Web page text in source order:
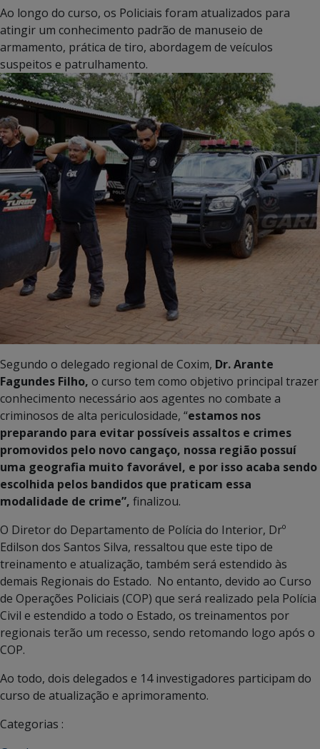
Ao longo do curso, os Policiais foram atualizados para
atingir um conhecimento padrão de manuseio de
armamento, prática de tiro, abordagem de veículos
suspeitos e patrulhamento.
Segundo o delegado regional de Coxim, Dr. Arante
Fagundes Filho, o curso tem como objetivo principal trazer
conhecimento necessário aos agentes no combate a
criminosos de alta periculosidade, “estamos nos
preparando para evitar possíveis assaltos e crimes
promovidos pelo novo cangaço, nossa região possuí
uma geografia muito favorável, e por isso acaba sendo
escolhida pelos bandidos que praticam essa
modalidade de crime”, finalizou.
O Diretor do Departamento de Polícia do Interior, Drº
Edilson dos Santos Silva, ressaltou que este tipo de
treinamento e atualização, também será estendido às
demais Regionais do Estado. No entanto, devido ao Curso
de Operações Policiais (COP) que será realizado pela Polícia
Civil e estendido a todo o Estado, os treinamentos por
regionais terão um recesso, sendo retomando logo após o
COP.
Ao todo, dois delegados e 14 investigadores participam do
curso de atualização e aprimoramento.
Categorias :